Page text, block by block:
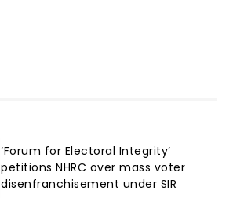
‘Forum for Electoral Integrity’
petitions NHRC over mass voter
disenfranchisement under SIR